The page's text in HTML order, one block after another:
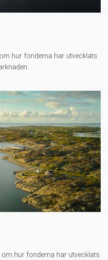
hur fonderna har utvecklats
hur fonderna har utvecklats